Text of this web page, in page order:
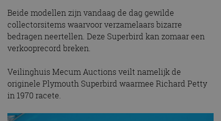
Beide modellen zijn vandaag de dag gewilde
collectorsitems waarvoor verzamelaars bizarre
bedragen neertellen. Deze Superbird kan zomaar een
verkooprecord breken.
Veilinghuis Mecum Auctions veilt namelijk de
originele Plymouth Superbird waarmee Richard Petty
in 1970 racete.